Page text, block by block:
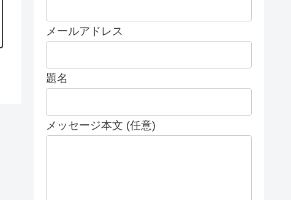
メールアドレス
題名
メッセージ本文 (任意)